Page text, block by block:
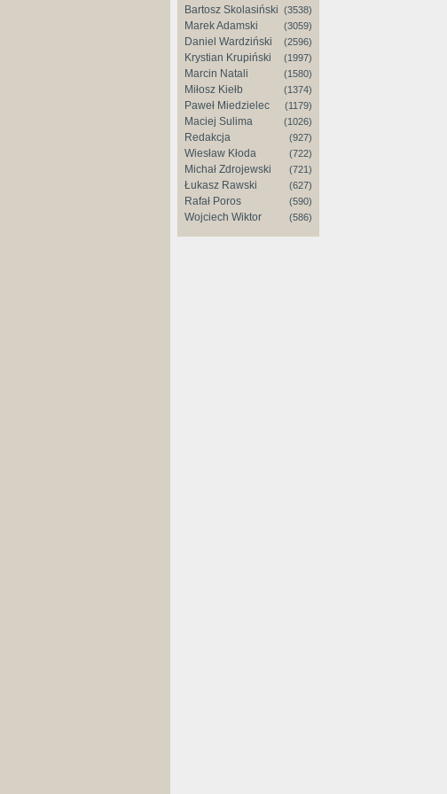
Bartosz Skolasiński (3538)
Marek Adamski (3059)
Daniel Wardziński (2596)
Krystian Krupiński (1997)
Marcin Natali (1580)
Miłosz Kiełb (1374)
Paweł Miedzielec (1179)
Maciej Sulima (1026)
Redakcja (927)
Wiesław Kłoda (722)
Michał Zdrojewski (721)
Łukasz Rawski (627)
Rafał Poros (590)
Wojciech Wiktor (586)